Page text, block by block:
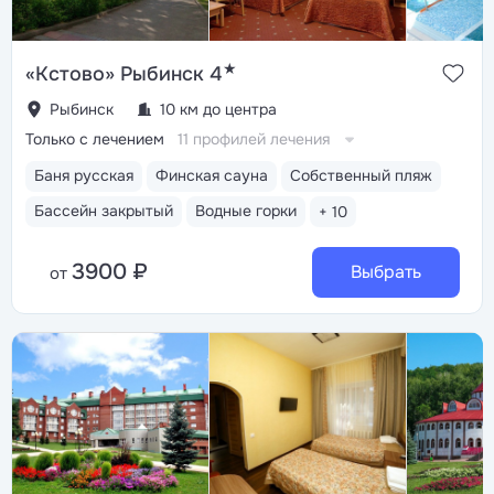
«Кстово» Рыбинск 4★
Рыбинск 10 км до центра
Баня русская Финская сауна
Собственный пляж
Бассейн закрытый
Водные горки + 10
Только с лечением 11 профилей лечения
от 3900 ₽ Выбрать